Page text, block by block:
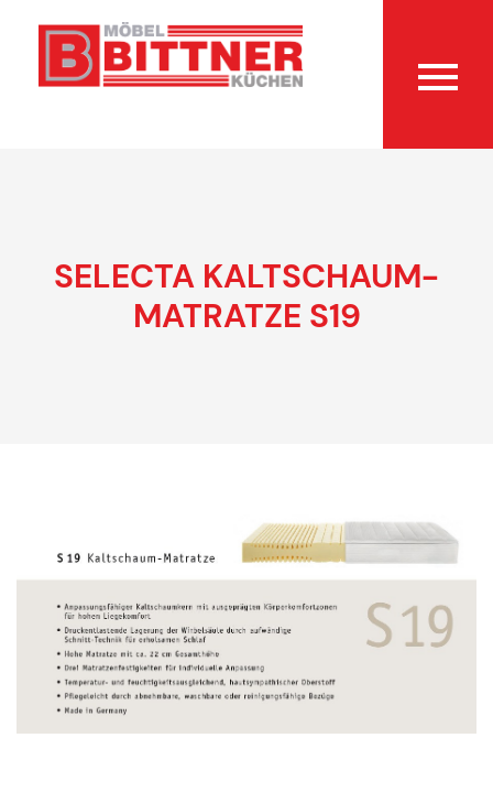
SELECTA KALTSCHAUM-
MATRATZE S19